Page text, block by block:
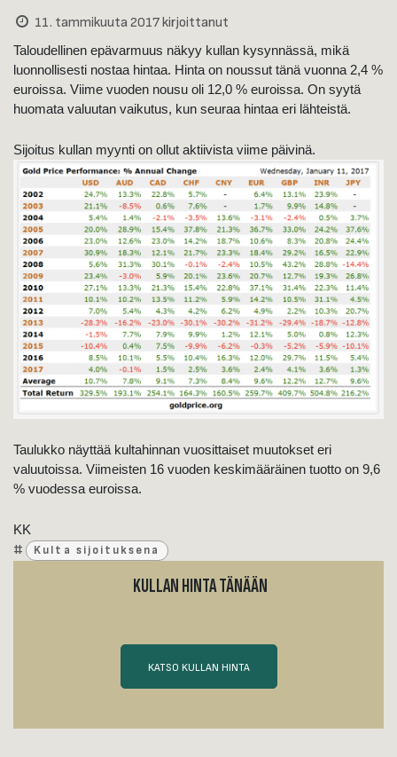
11. tammikuuta 2017kirjoittanut
Taloudellinen epävarmuus näkyy kullan kysynnässä, mikä
luonnollisesti nostaa hintaa. Hinta on noussut tänä vuonna 2,4 %
euroissa. Viime vuoden nousu oli 12,0 % euroissa. On syytä
huomata valuutan vaikutus, kun seuraa hintaa eri lähteistä.
Sijoitus kullan myynti on ollut aktiivista viime päivinä.
Taulukko näyttää kultahinnan vuosittaiset muutokset eri
valuutoissa. Viimeisten 16 vuoden keskimääräinen tuotto on 9,6
% vuodessa euroissa.
KK
# Kulta sijoituksena
KULLAN HINTA TÄNÄÄN
KATSO KULLAN HINTA